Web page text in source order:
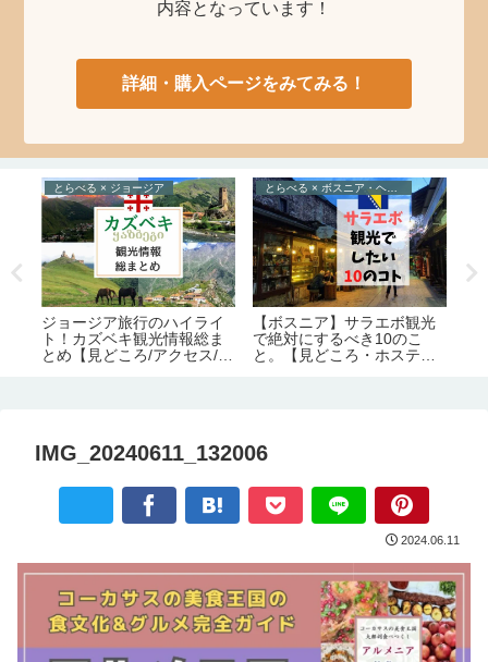
内容となっています！
詳細・購入ページをみてみる！
とらべる × ジョージア
ジョージア旅行のハイライ
ト！カズベキ観光情報総ま
とめ【見どころ/アクセス/必
とらべる × ボスニア・ヘルツェゴビナ
【ボスニア】サラエボ観光
で絶対にするべき10のこ
と。【見どころ・ホステル
IMG_20240611_132006
2024.06.11